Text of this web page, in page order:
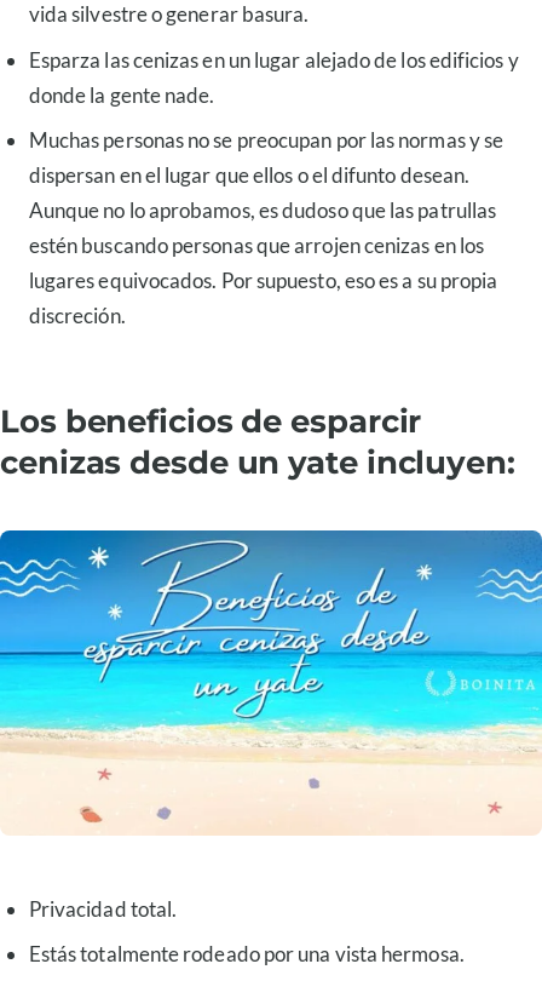
vida silvestre o generar basura.
Esparza las cenizas en un lugar alejado de los edificios y
donde la gente nade.
Muchas personas no se preocupan por las normas y se
dispersan en el lugar que ellos o el difunto desean.
Aunque no lo aprobamos, es dudoso que las patrullas
estén buscando personas que arrojen cenizas en los
lugares equivocados. Por supuesto, eso es a su propia
discreción.
Los beneficios de esparcir
cenizas desde un yate incluyen:
Privacidad total.
Estás totalmente rodeado por una vista hermosa.